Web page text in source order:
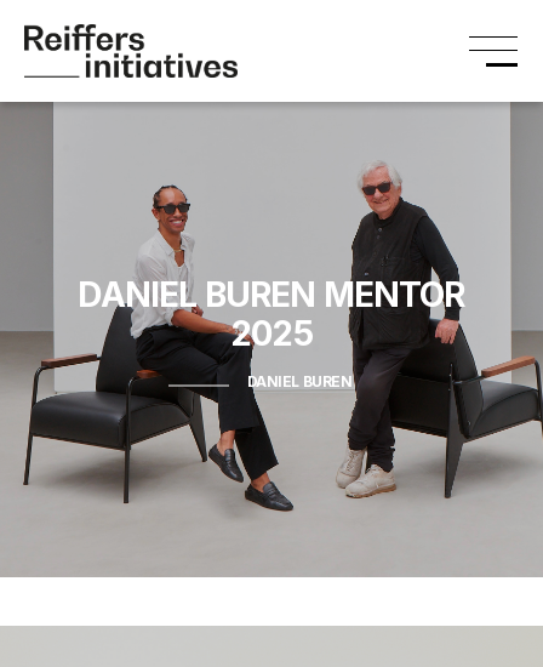
DANIEL BUREN MENTOR
2025
DANIEL BUREN